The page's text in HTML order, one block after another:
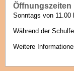
Öffnungszeiten
Sonntags von 11.00
Während der
Weitere